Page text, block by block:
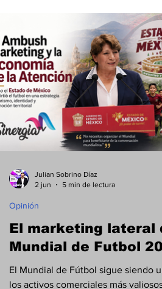
El marketing lateral
Mundial de Futbol
El Mundial de Fútbol sigue siendo
los activos comerciales más
Opinión
Julian Sobrino Díaz
2 jun
5 min de lectura